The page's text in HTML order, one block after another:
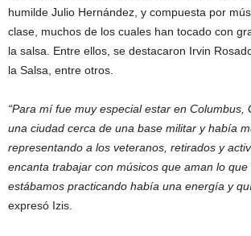
humilde Julio Hernández, y compuesta por
clase, muchos de los cuales han tocado con
la salsa. Entre ellos, se destacaron Irvin
la Salsa, entre otros.
“Para mí fue muy especial estar en Columbus,
una ciudad cerca de una base militar y había
representando a los veteranos, retirados y
encanta trabajar con músicos que aman lo
estábamos practicando había una energía y
expresó Izis.